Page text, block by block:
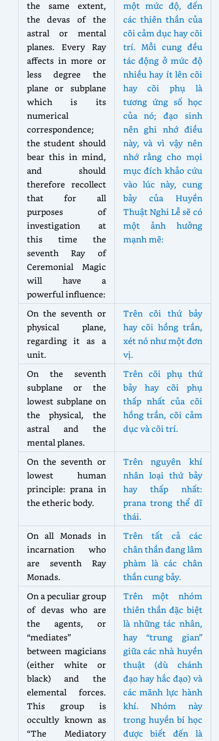
the same extent,
the devas of the
astral or mental
planes. Every Ray
affects in more or
less degree the
plane or subplane
which is its
numerical
correspondence;
the student should
bear this in mind,
and should
therefore recollect
that for all
purposes of
investigation at
this time the
seventh Ray of
Ceremonial Magic
will have a
powerful influence:
một mức độ, đến
các thiên thần của
cõi cảm dục hay cõi
trí. Mỗi cung đều
tác động ở mức độ
nhiều hay ít lên cõi
hay cõi phụ là
tương ứng số học
của nó; đạo sinh
nên ghi nhớ điều
này, và vì vậy nên
nhớ rằng cho mọi
mục đích khảo cứu
vào lúc này, cung
bảy của Huyền
Thuật Nghi Lễ sẽ có
một ảnh hưởng
mạnh mẽ:
On the seventh or
physical plane,
regarding it as a
unit.
Trên cõi thứ bảy
hay cõi hồng trần,
xét nó như một đơn
vị.
On the seventh
subplane or the
lowest subplane on
the physical, the
astral and the
mental planes.
Trên cõi phụ thứ
bảy hay cõi phụ
thấp nhất của cõi
hồng trần, cõi cảm
dục và cõi trí.
On the seventh or
lowest human
principle: prana in
the etheric body.
Trên nguyên khí
nhân loại thứ bảy
hay thấp nhất:
prana trong thể dĩ
thái.
On all Monads in
incarnation who
are seventh Ray
Monads.
Trên tất cả các
chân thần đang lâm
phàm là các chân
thần cung bảy.
On a peculiar group
of devas who are
the agents, or
“mediates”
between magicians
(either white or
black) and the
elemental forces.
This group is
occultly known as
“The Mediatory
Trên một nhóm
thiên thần đặc biệt
là những tác nhân,
hay “trung gian”
giữa các nhà huyền
thuật (dù chánh
đạo hay hắc đạo) và
các mãnh lực hành
khí. Nhóm này
trong huyền bí học
được biết đến là